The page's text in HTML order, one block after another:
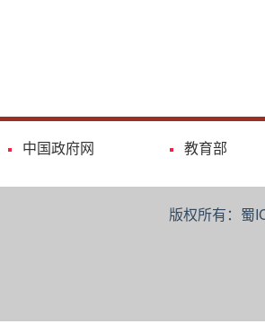
中国政府网 教育部
版权所有：